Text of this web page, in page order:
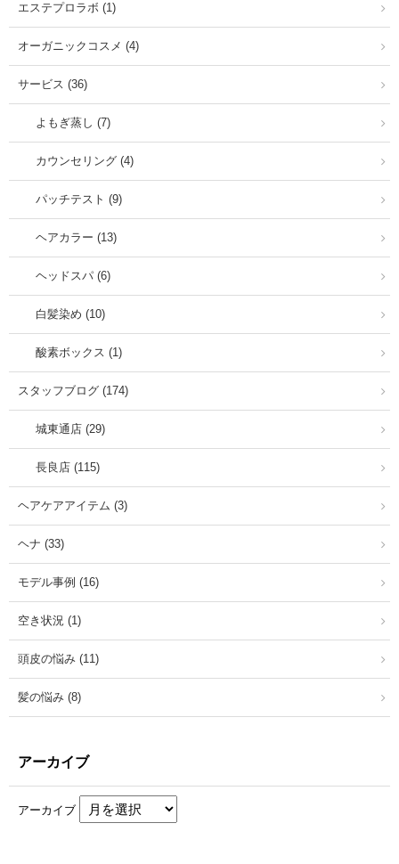
エステプロラボ (1)
オーガニックコスメ (4)
サービス (36)
よもぎ蒸し (7)
カウンセリング (4)
パッチテスト (9)
ヘアカラー (13)
ヘッドスパ (6)
白髪染め (10)
酸素ボックス (1)
スタッフブログ (174)
城東通店 (29)
長良店 (115)
ヘアケアアイテム (3)
ヘナ (33)
モデル事例 (16)
空き状況 (1)
頭皮の悩み (11)
髪の悩み (8)
アーカイブ
アーカイブ